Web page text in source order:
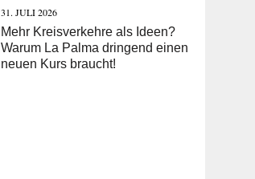
31. JULI 2026
Mehr Kreisverkehre als Ideen?
Warum La Palma dringend einen
neuen Kurs braucht!